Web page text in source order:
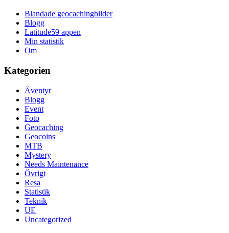
Blandade geocachingbilder
Blogg
Latitude59 appen
Min statistik
Om
Kategorien
Äventyr
Blogg
Event
Foto
Geocaching
Geocoins
MTB
Mystery
Needs Maintenance
Övrigt
Resa
Statistik
Teknik
UE
Uncategorized